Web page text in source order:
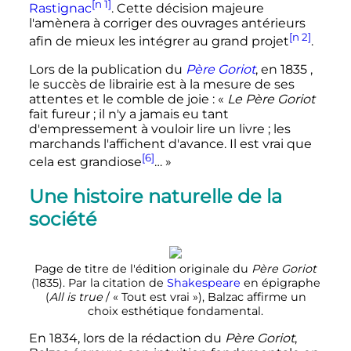
Rastignac[n 1]. Cette décision majeure
l'amènera à corriger des ouvrages antérieurs
afin de mieux les intégrer au grand projet[n 2].
Lors de la publication du Père Goriot, en 1835 ,
le succès de librairie est à la mesure de ses
attentes et le comble de joie : « Le Père Goriot
fait fureur ; il n'y a jamais eu tant
d'empressement à vouloir lire un livre ; les
marchands l'affichent d'avance. Il est vrai que
cela est grandiose[6]… »
Une histoire naturelle de la
société
Page de titre de l'édition originale du Père Goriot
(1835). Par la citation de Shakespeare en épigraphe
(All is true/ « Tout est vrai »), Balzac affirme un
choix esthétique fondamental.
En 1834, lors de la rédaction du Père Goriot,